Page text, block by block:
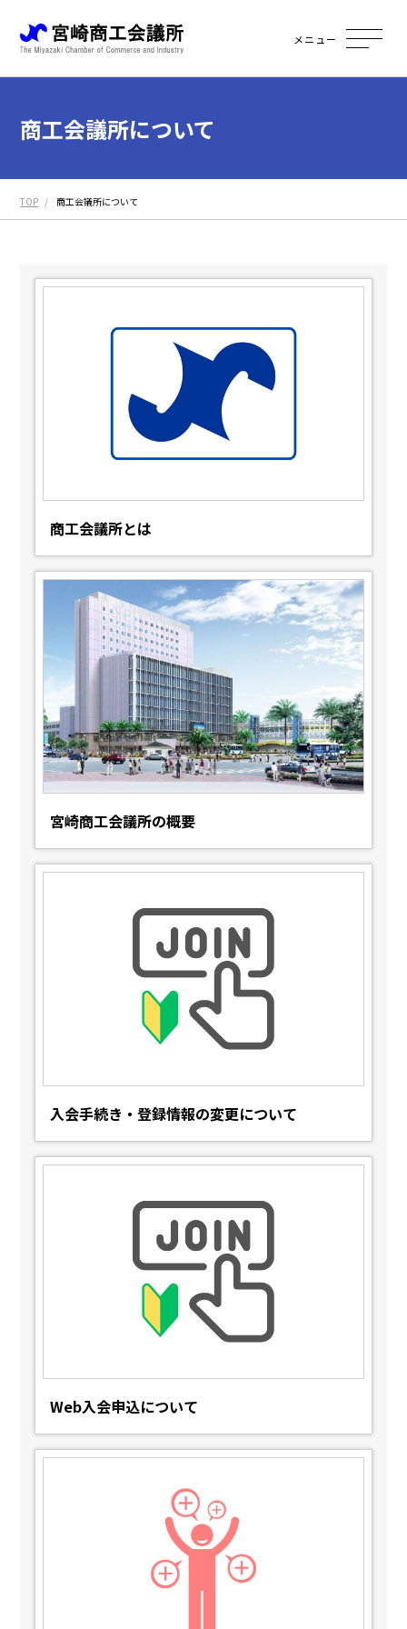
メニュー
商工会議所について
TOP 商工会議所について
商工会議所とは
宮崎商工会議所の概要
入会手続き・登録情報の変更について
Web入会申込について